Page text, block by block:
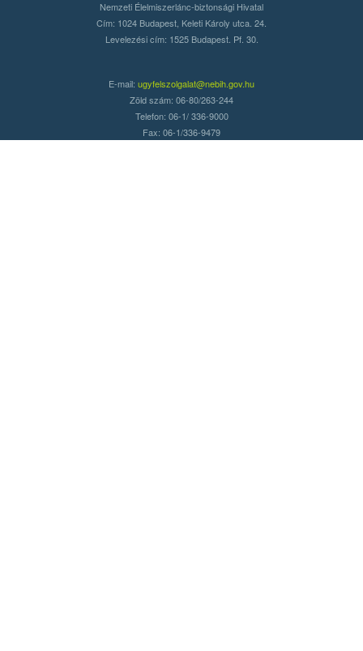
Nemzeti Élelmiszerlánc-biztonsági Hivatal
Cím: 1024 Budapest, Keleti Károly utca. 24.
Levelezési cím: 1525 Budapest. Pf. 30.
E-mail: ugyfelszolgalat@nebih.gov.hu
Zöld szám: 06-80/263-244
Telefon: 06-1/ 336-9000
Fax: 06-1/336-9479